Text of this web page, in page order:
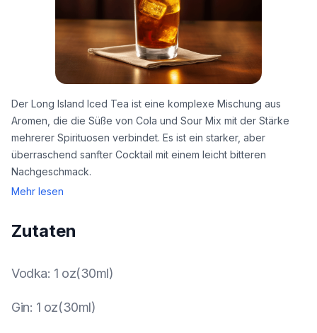
Der Long Island Iced Tea ist eine komplexe Mischung aus
Aromen, die die Süße von Cola und Sour Mix mit der Stärke
mehrerer Spirituosen verbindet. Es ist ein starker, aber
überraschend sanfter Cocktail mit einem leicht bitteren
Nachgeschmack.
Mehr lesen
Zutaten
Vodka: 1 oz(30ml)
Gin: 1 oz(30ml)